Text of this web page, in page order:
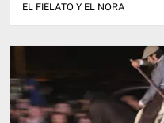
EL FIELATO Y EL NORA